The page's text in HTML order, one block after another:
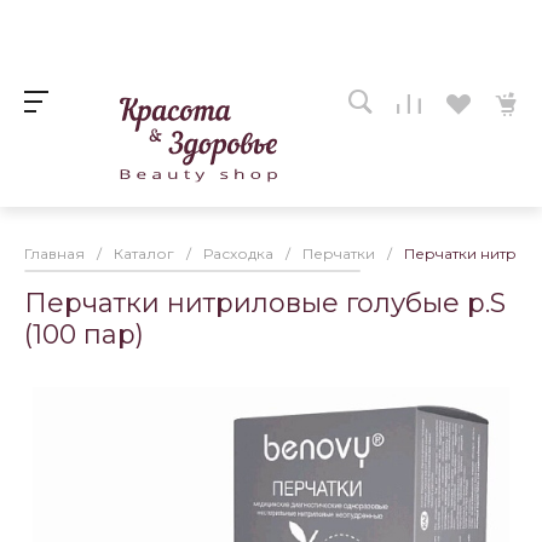
Главная / Каталог / Расходка / Перчатки / Перчатки
Перчатки нитриловые голубые р.S
(100 пар)